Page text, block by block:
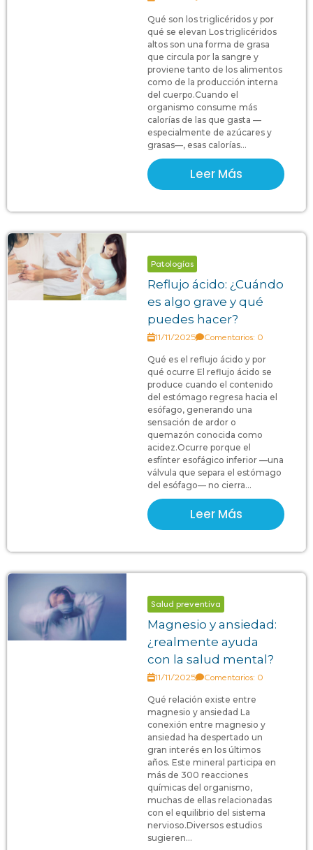
Qué son los triglicéridos y por
qué se elevan Los triglicéridos
altos son una forma de grasa
que circula por la sangre y
proviene tanto de los alimentos
como de la producción interna
del cuerpo.Cuando el
organismo consume más
calorías de las que gasta —
especialmente de azúcares y
grasas—, esas calorías...
Leer Más
Patologías
Reflujo ácido: ¿Cuándo
es algo grave y qué
puedes hacer?
11/11/2025 Comentarios: 0
Qué es el reflujo ácido y por
qué ocurre El reflujo ácido se
produce cuando el contenido
del estómago regresa hacia el
esófago, generando una
sensación de ardor o
quemazón conocida como
acidez.Ocurre porque el
esfínter esofágico inferior —una
válvula que separa el estómago
del esófago— no cierra...
Leer Más
Salud preventiva
Magnesio y ansiedad:
¿realmente ayuda
con la salud mental?
11/11/2025 Comentarios: 0
Qué relación existe entre
magnesio y ansiedad La
conexión entre magnesio y
ansiedad ha despertado un
gran interés en los últimos
años. Este mineral participa en
más de 300 reacciones
químicas del organismo,
muchas de ellas relacionadas
con el equilibrio del sistema
nervioso.Diversos estudios
sugieren...